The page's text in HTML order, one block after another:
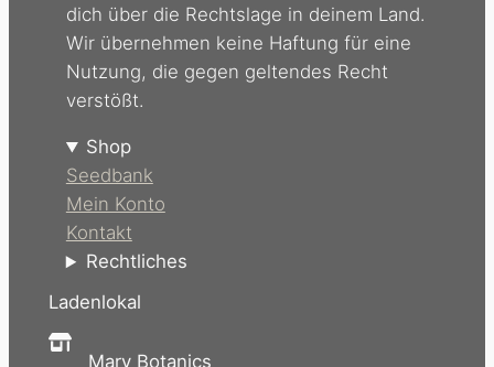
dich über die Rechtslage in deinem Land.
Wir übernehmen keine Haftung für eine
Nutzung, die gegen geltendes Recht
verstößt.
Shop
Seedbank
Mein Konto
Kontakt
Rechtliches
Ladenlokal
Mary Botanics